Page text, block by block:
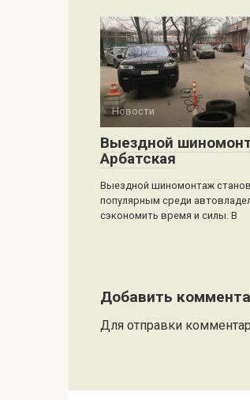
Новости
Выездной
Арбатская
Выездной шиномонтаж
популярным среди
сэкономить время и силы. В
Добавить
Для отправки